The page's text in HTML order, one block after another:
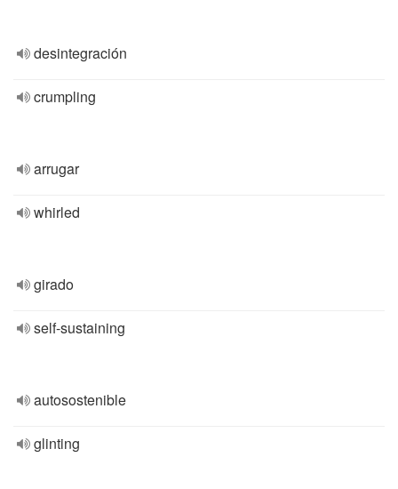
desintegración
crumpling
arrugar
whirled
girado
self-sustaining
autosostenible
glinting